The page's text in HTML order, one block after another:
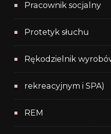
Pracownik socjalny
Protetyk słuchu
Rękodzielnik
rekreacyjnym i SPA)
REM